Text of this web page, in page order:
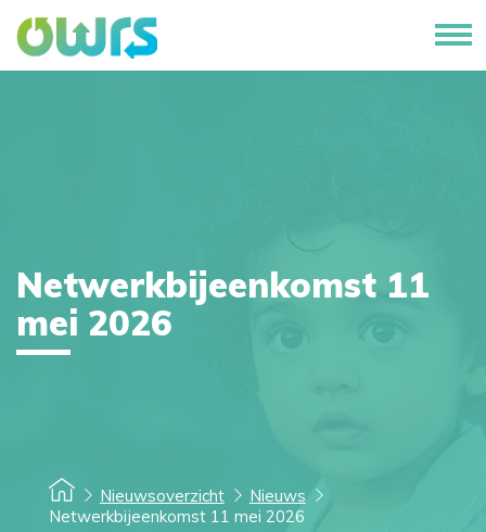
Nieuwsoverzicht
Nieuws
Netwerkbijeenkomst 11 mei 2026
Netwerkbijeenkomst 11
mei 2026